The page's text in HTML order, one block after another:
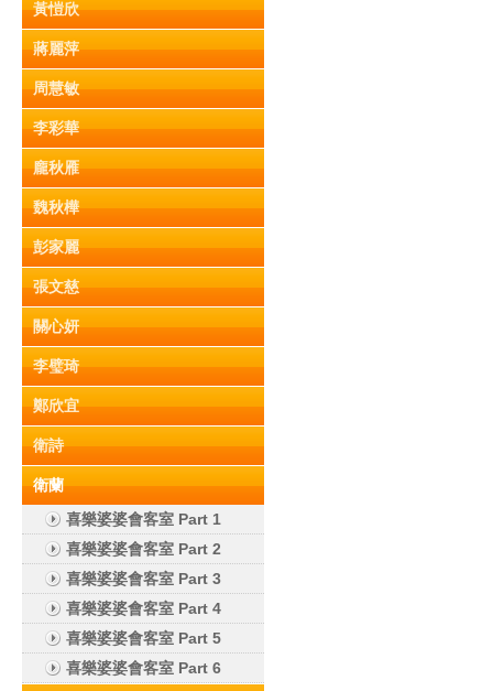
黃愷欣
蔣麗萍
周慧敏
李彩華
龐秋雁
魏秋樺
彭家麗
張文慈
關心妍
李璧琦
鄭欣宜
衛詩
衛蘭
喜樂婆婆會客室 Part 1
喜樂婆婆會客室 Part 2
喜樂婆婆會客室 Part 3
喜樂婆婆會客室 Part 4
喜樂婆婆會客室 Part 5
喜樂婆婆會客室 Part 6